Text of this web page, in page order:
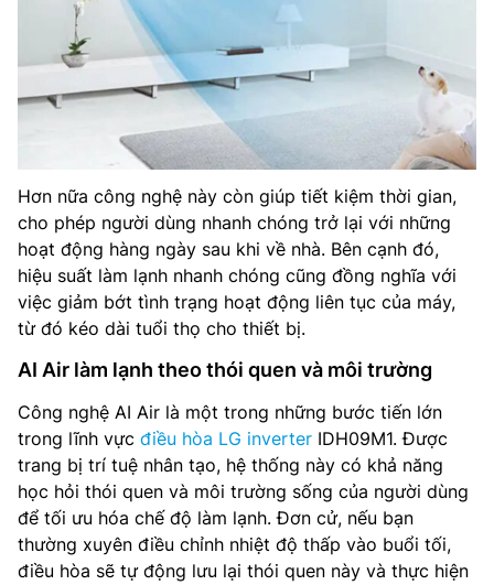
Hơn nữa công nghệ này còn giúp tiết kiệm thời gian,
cho phép người dùng nhanh chóng trở lại với những
hoạt động hàng ngày sau khi về nhà. Bên cạnh đó,
hiệu suất làm lạnh nhanh chóng cũng đồng nghĩa với
việc giảm bớt tình trạng hoạt động liên tục của máy,
từ đó kéo dài tuổi thọ cho thiết bị.
AI Air làm lạnh theo thói quen và môi trường
Công nghệ AI Air là một trong những bước tiến lớn
trong lĩnh vực điều hòa LG inverter IDH09M1. Được
trang bị trí tuệ nhân tạo, hệ thống này có khả năng
học hỏi thói quen và môi trường sống của người dùng
để tối ưu hóa chế độ làm lạnh. Đơn cử, nếu bạn
thường xuyên điều chỉnh nhiệt độ thấp vào buổi tối,
điều hòa sẽ tự động lưu lại thói quen này và thực hiện